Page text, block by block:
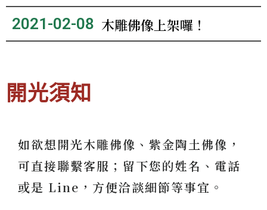
2021-02-08 木雕佛像上架囉！
開光須知
如欲想開光木雕佛像、紫金陶土佛像，
可直接聯繫客服；留下您的姓名、電話
或是 Line，方便洽談細節等事宜。